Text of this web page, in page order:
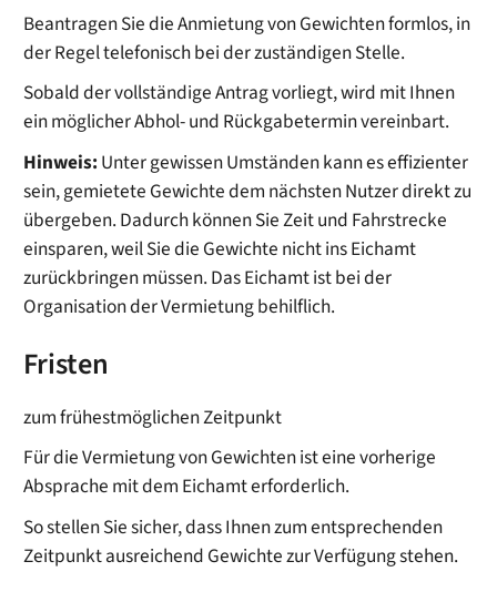
Beantragen Sie die Anmietung von Gewichten formlos, in
der Regel telefonisch bei der zuständigen Stelle.
Sobald der vollständige Antrag vorliegt, wird mit Ihnen
ein möglicher Abhol- und Rückgabetermin vereinbart.
Hinweis: Unter gewissen Umständen kann es effizienter
sein, gemietete Gewichte dem nächsten Nutzer direkt zu
übergeben. Dadurch können Sie Zeit und Fahrstrecke
einsparen, weil Sie die Gewichte nicht ins Eichamt
zurückbringen müssen. Das Eichamt ist bei der
Organisation der Vermietung behilflich.
Fristen
zum frühestmöglichen Zeitpunkt
Für die Vermietung von Gewichten ist eine vorherige
Absprache mit dem Eichamt erforderlich.
So stellen Sie sicher, dass Ihnen zum entsprechenden
Zeitpunkt ausreichend Gewichte zur Verfügung stehen.